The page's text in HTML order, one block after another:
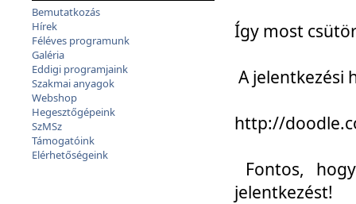
Bemutatkozás
Hírek
Féléves programunk
Galéria
Eddigi programjaink
Szakmai anyagok
Webshop
Hegesztőgépeink
SzMSz
Támogatóink
Elérhetőségeink
Így most
A jelentkezési
http://
Fontos,
jelentkezést!